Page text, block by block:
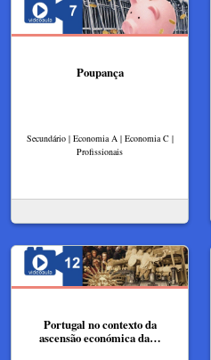
Poupança
Secundário | Economia A | Economia C |
Profissionais
Portugal no contexto da
ascensão económica da…